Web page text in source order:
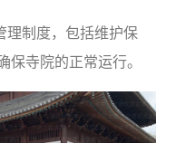
理制度，包括维护保
保寺院的正常运行。